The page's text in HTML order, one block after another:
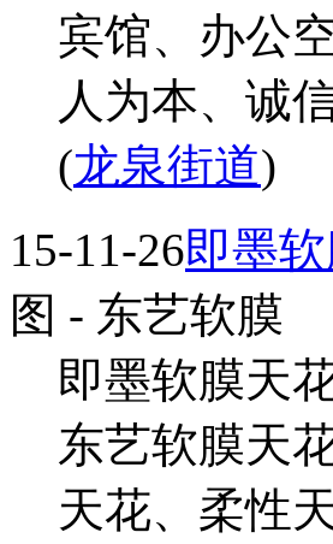
宾馆、办公
人为本、诚
(龙泉街道)
15-11-26即墨
图 - 东艺软膜
即墨软膜天
东艺软膜天
天花、柔性